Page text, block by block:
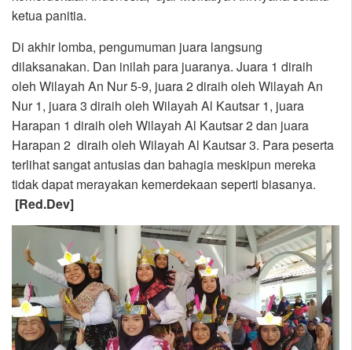
ketua panitia.
Di akhir lomba, pengumuman juara langsung
dilaksanakan. Dan inilah para juaranya. Juara 1 diraih
oleh Wilayah An Nur 5-9, juara 2 diraih oleh Wilayah An
Nur 1, juara 3 diraih oleh Wilayah Al Kautsar 1, juara
Harapan 1 diraih oleh Wilayah Al Kautsar 2 dan juara
Harapan 2 diraih oleh Wilayah Al Kautsar 3. Para peserta
terlihat sangat antusias dan bahagia meskipun mereka
tidak dapat merayakan kemerdekaan seperti biasanya.
[Red.Dev]